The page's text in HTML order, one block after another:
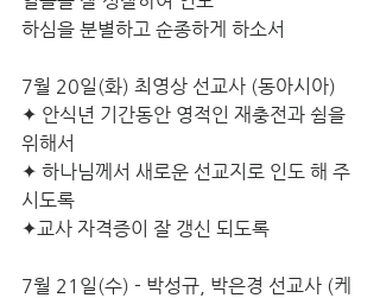
하심을 분별하고 순종하게 하소서
7월 20일(화) 최영상 선교사 (동아시아)
✦ 안식년 기간동안 영적인 재충전과 쉼을
위해서
✦ 하나님께서 새로운 선교지로 인도 해 주
시도록
✦교사 자격증이 잘 갱신 되도록
7월 21일(수) - 박성규, 박은경 선교사 (케